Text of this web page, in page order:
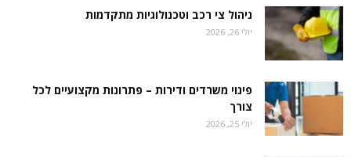
ניהול צי רכב וטכנולוגיות מתקדמות
יולי 26, 2026
פינוי משרדים ודירות – פתרונות מקצועיים לכל
צורך
יולי 25, 2026